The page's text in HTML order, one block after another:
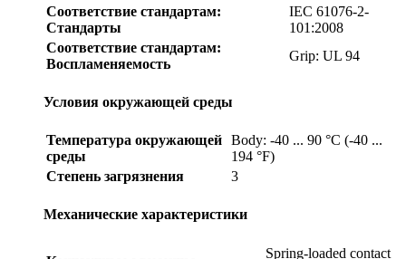
Соответствие стандартам:
Стандарты
IEC 61076-2-
101:2008
Соответствие стандартам:
Воспламеняемость
Grip: UL 94
Условия окружающей среды
Температура окружающей
среды
Body: -40 ... 90 °C (-40 ...
194 °F)
Степень загрязнения
3
Механические характеристики
Spring-loaded contact